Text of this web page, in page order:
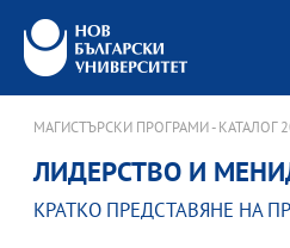
МАГИСТЪРСКИ ПРОГРАМИ - КАТАЛОГ
ЛИДЕРСТВО И
КРАТКО ПРЕДСТАВЯНЕ НА